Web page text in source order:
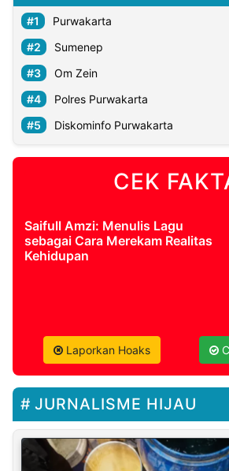
Purwakarta
Sumenep
Om Zein
Polres Purwakarta
Diskominfo Purwakarta
CEK
Saifull Amzi: Menulis Lagu
sebagai Cara Merekam Realitas
Kehidupan
Laporkan Hoaks
JURNALISME HIJAU